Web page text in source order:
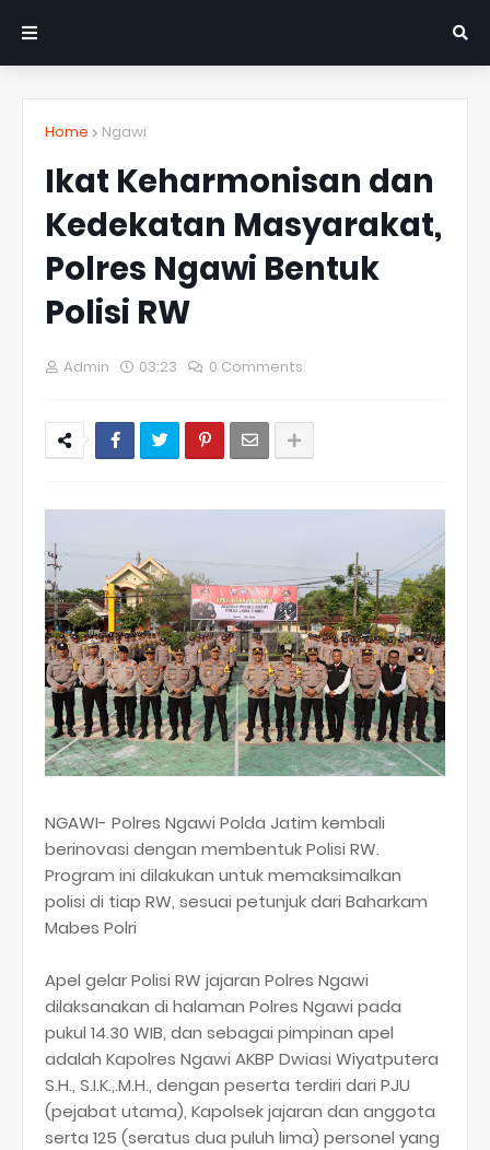
Home Ngawi
Ikat Keharmonisan dan
Kedekatan Masyarakat,
Polres Ngawi Bentuk
Polisi RW
Admin 03:23 0 Comments
NGAWI- Polres Ngawi Polda Jatim kembali
berinovasi dengan membentuk Polisi RW.
Program ini dilakukan untuk memaksimalkan
polisi di tiap RW, sesuai petunjuk dari Baharkam
Mabes Polri
Apel gelar Polisi RW jajaran Polres Ngawi
dilaksanakan di halaman Polres Ngawi pada
pukul 14.30 WIB, dan sebagai pimpinan apel
adalah Kapolres Ngawi AKBP Dwiasi Wiyatputera
S.H., S.I.K.,.M.H., dengan peserta terdiri dari PJU
(pejabat utama), Kapolsek jajaran dan anggota
serta 125 (seratus dua puluh lima) personel yang